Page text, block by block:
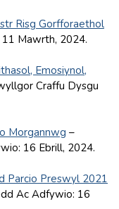
Risg Gorfforaethol
Mawrth, 2024.
Emosiynol,
Craffu Dysgu
Morgannwg –
16 Ebrill, 2024.
Parcio Preswyl 2021
Ac Adfywio: 16